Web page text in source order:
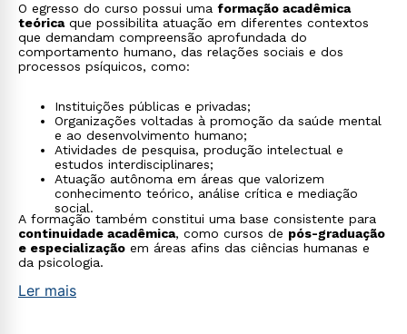
O egresso do curso possui uma formação acadêmica
teóricaque possibilita atuação em diferentes contextos
que demandam compreensão aprofundada do
comportamento humano, das relações sociais e dos
processos psíquicos, como:
Instituições públicas e privadas;
Organizações voltadas à promoção da saúde mental
e ao desenvolvimento humano;
Atividades de pesquisa, produção intelectual e
estudos interdisciplinares;
Atuação autônoma em áreas que valorizem
conhecimento teórico, análise crítica e mediação
social.
A formação também constitui uma base consistente para
continuidade acadêmica, como cursos de pós-graduação
e especialização em áreas afins das ciências humanas e
da psicologia.
Ler mais